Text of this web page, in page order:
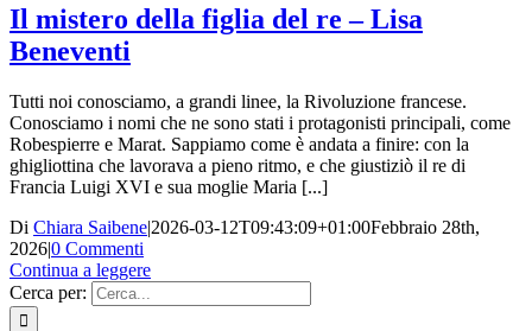
Il mistero della figlia del re – Lisa
Beneventi
Tutti noi conosciamo, a grandi linee, la Rivoluzione francese.
Conosciamo i nomi che ne sono stati i protagonisti principali, come
Robespierre e Marat. Sappiamo come è andata a finire: con la
ghigliottina che lavorava a pieno ritmo, e che giustiziò il re di
Francia Luigi XVI e sua moglie Maria [...]
Di Chiara Saibene|2026-03-12T09:43:09+01:00Febbraio 28th,
2026|0 Commenti
Continua a leggere
Cerca per: